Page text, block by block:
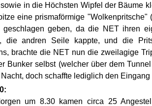
in die Höchsten Wipfel der Bäume
eine prismaförmige
geschlagen geben, da die NET ihren
die andren Seile kappte, und die
brachte die NET nun die zweilagige
Bunker selbst (welcher über dem
doch schaffte lediglich den
um 8.30 kamen circa 25